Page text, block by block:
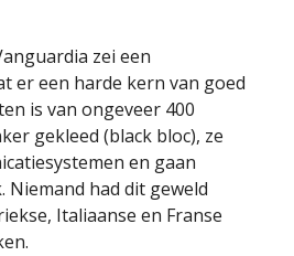
zei een
er een harde kern van goed
is van ongeveer 400
gekleed (black bloc), ze
en gaan
Niemand had dit geweld
Italiaanse en Franse